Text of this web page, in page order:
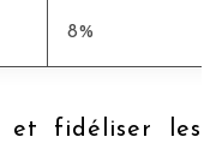
8%
et fidéliser les